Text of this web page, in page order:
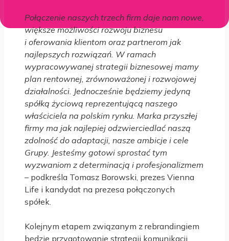
Połączenie naszych trzech firm daje nam nowe,
większe możliwości rozwoju biznesu
i oferowania klientom oraz partnerom jak
najlepszych rozwiązań. W ramach
wypracowywanej strategii biznesowej mamy
plan rentownej, zrównoważonej i rozwojowej
działalności. Jednocześnie będziemy jedyną
spółką życiową reprezentującą naszego
właściciela na polskim rynku. Marka przyszłej
firmy ma jak najlepiej odzwierciedlać naszą
zdolność do adaptacji, nasze ambicje i cele
Grupy. Jesteśmy gotowi sprostać tym
wyzwaniom z determinacją i profesjonalizmem
– podkreśla Tomasz Borowski, prezes Vienna
Life i kandydat na prezesa połączonych
spółek.
Kolejnym etapem związanym z rebrandingiem
będzie przygotowanie strategii komunikacji